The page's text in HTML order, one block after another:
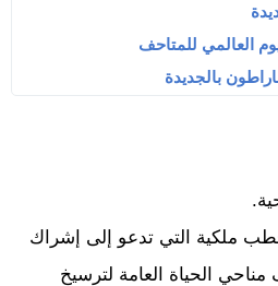
العالمي للمتاحف
بالجديدة
ملكية التي تدعو إلى إشراك
الحياة العامة لترسيخ